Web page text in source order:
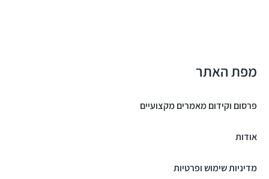
מפת האתר
פרסום וקידום מאמרים מקצועיים
אודות
מדיניות שימוש ופרטיות